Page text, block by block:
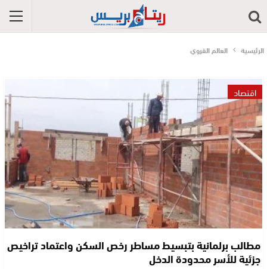
الرئيسية العالم القروي
اقتصاد
مطالب برلمانية بتبسيط مساطر رخص السكن واعتماد تراخيص
جزئية للأسر محدودة الدخل